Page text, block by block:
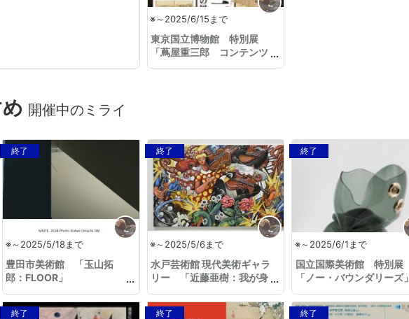
※～2025/6/15まで
東京国立博物館 特別展
「蔦屋重三郎 コンテンツ
ビジネスの風雲児」
開催中のミライ
終了
※～2025/5/18まで
豊田市美術館 「玉山拓
郎：FLOOR」
終了
※～2025/5/6まで
水戸芸術館 現代美術ギャラ
リー 「近藤亜樹：我が身
終了
※～2025/6/1まで
国立国際美術館 特別展
「ノー・バウンダリーズ」
終了 終了 終了